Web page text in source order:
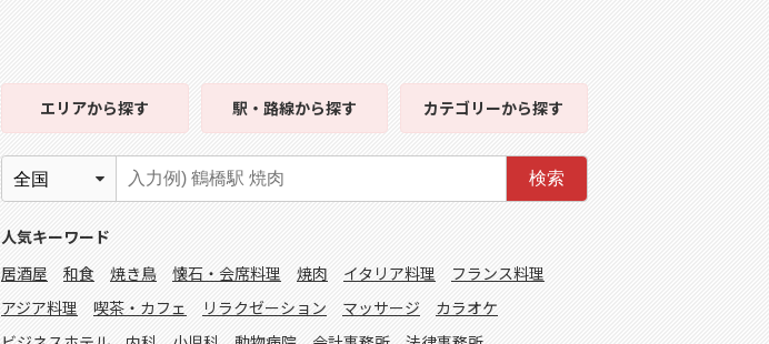
エリアから探す 駅・路線から探す カテゴリーから探す
検索
人気キーワード
居酒屋
和食 焼き鳥 懐石・会席料理 焼肉 イタリア料理
フランス料理
アジア料理
喫茶・カフェ リラクゼーション マッサージ
カラオケ